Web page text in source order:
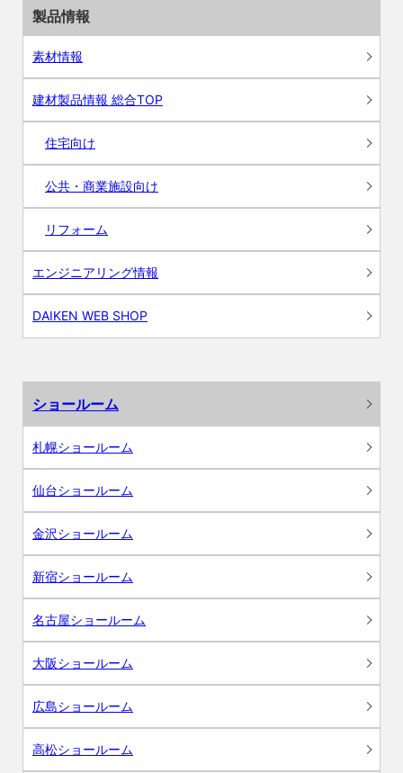
製品情報
素材情報
建材製品情報 総合TOP
住宅向け
公共・商業施設向け
リフォーム
エンジニアリング情報
DAIKEN WEB SHOP
ショールーム
札幌ショールーム
仙台ショールーム
金沢ショールーム
新宿ショールーム
名古屋ショールーム
大阪ショールーム
広島ショールーム
高松ショールーム